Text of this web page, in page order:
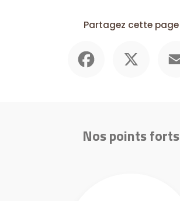
Partagez cette page
Nos points forts